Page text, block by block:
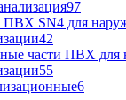
97
ПВХ SN4 для
42
части ПВХ для
55
6